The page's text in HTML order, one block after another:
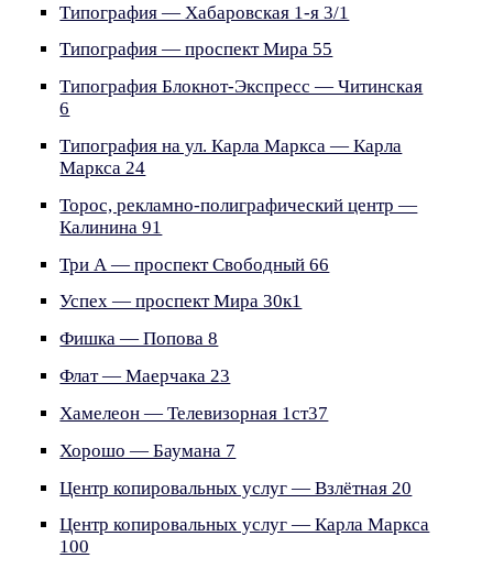
Типография — Хабаровская 1-я 3/1
Типография — проспект Мира 55
Типография Блокнот-Экспресс — Читинская
6
Типография на ул. Карла Маркса — Карла
Маркса 24
Торос, рекламно-полиграфический центр —
Калинина 91
Три А — проспект Свободный 66
Успех — проспект Мира 30к1
Фишка — Попова 8
Флат — Маерчака 23
Хамелеон — Телевизорная 1ст37
Хорошо — Баумана 7
Центр копировальных услуг — Взлётная 20
Центр копировальных услуг — Карла Маркса
100